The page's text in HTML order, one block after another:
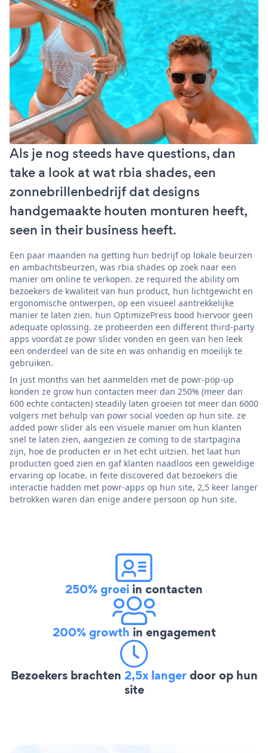
Als je nog steeds have questions, dan
take a look at wat rbia shades, een
zonnebrillenbedrijf dat designs
handgemaakte houten monturen heeft,
seen in their business heeft.
Een paar maanden na getting hun bedrijf op lokale beurzen
en ambachtsbeurzen, was rbia shades op zoek naar een
manier om online te verkopen. ze required the ability om
bezoekers de kwaliteit van hun product, hun lichtgewicht en
ergonomische ontwerpen, op een visueel aantrekkelijke
manier te laten zien. hun OptimizePress bood hiervoor geen
adequate oplossing. ze probeerden een different third-party
apps voordat ze powr slider vonden en geen van hen leek
een onderdeel van de site en was onhandig en moeilijk te
gebruiken.
In just months van het aanmelden met de powr-pop-up
konden ze grow hun contacten meer dan 250% (meer dan
600 echte contacten) steadily laten groeien tot meer dan 6000
volgers met behulp van powr social voeden op hun site. ze
added powr slider als een visuele manier om hun klanten
snel te laten zien, aangezien ze coming to de startpagina
zijn, hoe de producten er in het echt uitzien. het laat hun
producten goed zien en gaf klanten naadloos een geweldige
ervaring op locatie. in feite discovered dat bezoekers die
interactie hadden met powr-apps op hun site, 2,5 keer langer
betrokken waren dan enige andere persoon op hun site.
250% groei in contacten
200% growth in engagement
Bezoekers brachten 2,5x langerdoor op hun
site